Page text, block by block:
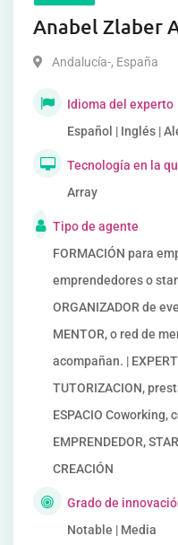
Anabel Zlaber
Andalucía-, España
Idioma del experto
Español | Inglés |
Tecnología en la
Array
Tipo de agente
FORMACIÓN para
emprendedores o
ORGANIZADOR de
MENTOR, o red de
acompañan. |
TUTORIZACION,
ESPACIO Coworking,
EMPRENDEDOR,
CREACIÓN
Grado de
Notable | Media